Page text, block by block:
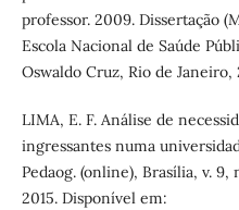
professor. 2009. Dissertação
Escola Nacional de Saúde
Oswaldo Cruz, Rio de Janeiro,
LIMA, E. F. Análise de
ingressantes numa
Pedaog. (online), Brasília, v.
2015. Disponível em: